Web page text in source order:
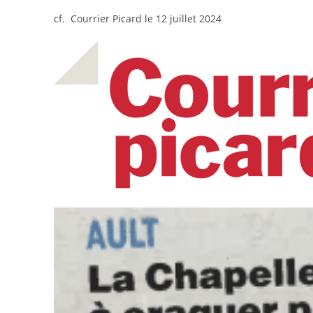
cf. Courrier Picard le 12 juillet 2024